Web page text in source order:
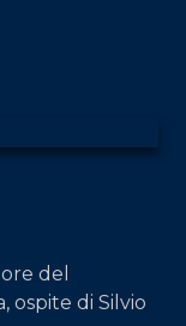
del
ospite di Silvio